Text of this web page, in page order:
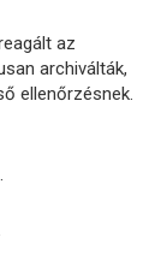
az
archiválták,
ellenőrzésnek.